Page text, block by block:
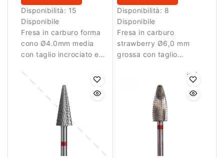
Disponibilità: 15
Disponibile
Fresa in carburo forma
cono Ø4.0mm media
con taglio incrociato e
rimozione controllata
del materiale.
Disponibilità: 8
Disponibile
Fresa in carburo
strawberry Ø6,0 mm
grossa con taglio
rimozione efficace del